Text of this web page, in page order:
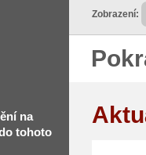
Zobrazení:
na
tohoto